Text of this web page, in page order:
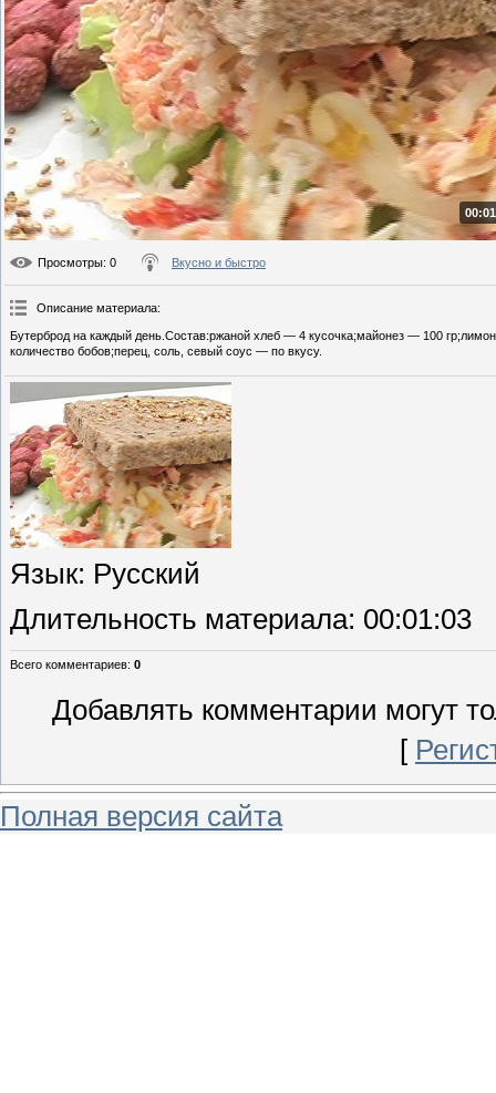
Просмотры: 0 Вкусно и быстро
Описание материала:
Бутерброд на каждый день.Состав:ржаной хлеб — 4 кусочка;майонез — 100
количество бобов;перец, соль, севый соус — по вкусу.
Язык: Русский
Длительность материала: 00:01:03
Всего комментариев: 0
Добавлять комментарии могут
[
Полная версия сайта